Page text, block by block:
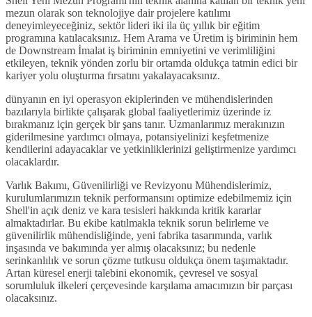
mezun olarak son teknolojiye dair projelere katılımı
deneyimleyeceğiniz, sektör lideri iki ila üç yıllık bir eğitim
programına katılacaksınız. Hem Arama ve Üretim iş biriminin hem
de Downstream İmalat iş biriminin emniyetini ve verimliliğini
etkileyen, teknik yönden zorlu bir ortamda oldukça tatmin edici bir
kariyer yolu oluşturma fırsatını yakalayacaksınız.
dünyanın en iyi operasyon ekiplerinden ve mühendislerinden
bazılarıyla birlikte çalışarak global faaliyetlerimiz üzerinde iz
bırakmanız için gerçek bir şans tanır. Uzmanlarımız merakınızın
giderilmesine yardımcı olmaya, potansiyelinizi keşfetmenize
kendilerini adayacaklar ve yetkinliklerinizi geliştirmenize yardımcı
olacaklardır.
Varlık Bakımı, Güvenilirliği ve Revizyonu Mühendislerimiz,
kurulumlarımızın teknik performansını optimize edebilmemiz için
Shell'in açık deniz ve kara tesisleri hakkında kritik kararlar
almaktadırlar. Bu ekibe katılmakla teknik sorun belirleme ve
güvenilirlik mühendisliğinde, yeni fabrika tasarımında, varlık
inşasında ve bakımında yer almış olacaksınız; bu nedenle
serinkanlılık ve sorun çözme tutkusu oldukça önem taşımaktadır.
Artan küresel enerji talebini ekonomik, çevresel ve sosyal
sorumluluk ilkeleri çerçevesinde karşılama amacımızın bir parçası
olacaksınız.